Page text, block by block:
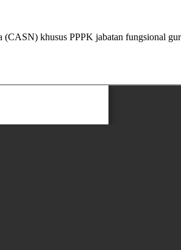
khusus PPPK jabatan fungsional